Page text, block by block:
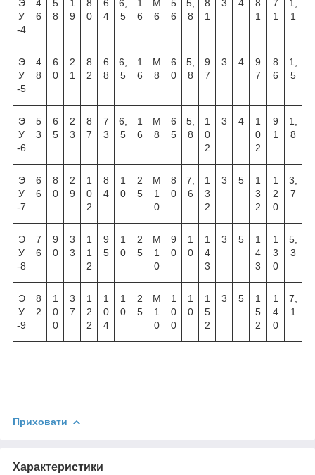
Э
У
-4
4
6
5
8
1
9
8
0
6
4
6,
5
1
6
М
6
5
6
5,
8
8
1
3 4
8
1
7
1
1,
1
Э
У
-5
4
8
6
0
2
1
8
2
6
8
6,
5
1
6
М
8
6
0
5,
8
9
7
3 4
9
7
8
6
1,
5
Э
У
-6
5
3
6
5
2
3
8
7
7
3
6,
5
1
6
М
8
6
5
5,
8
1
0
2
3 4
1
0
2
9
1
1,
8
Э
У
-7
6
6
8
0
2
9
1
0
2
8
4
1
0
2
5
М
1
0
8
0
7,
6
1
3
2
3 5
1
3
2
1
2
0
3,
7
Э
У
-8
7
6
9
0
3
3
1
1
2
9
5
1
0
2
5
М
1
0
9
0
1
0
1
4
3
3 5
1
4
3
1
3
0
5,
3
Э
У
-9
8
2
1
0
0
3
7
1
2
2
1
0
4
1
0
2
5
М
1
0
1
0
0
1
0
1
5
2
3 5
1
5
2
1
4
0
7,
1
Приховати
Характеристики